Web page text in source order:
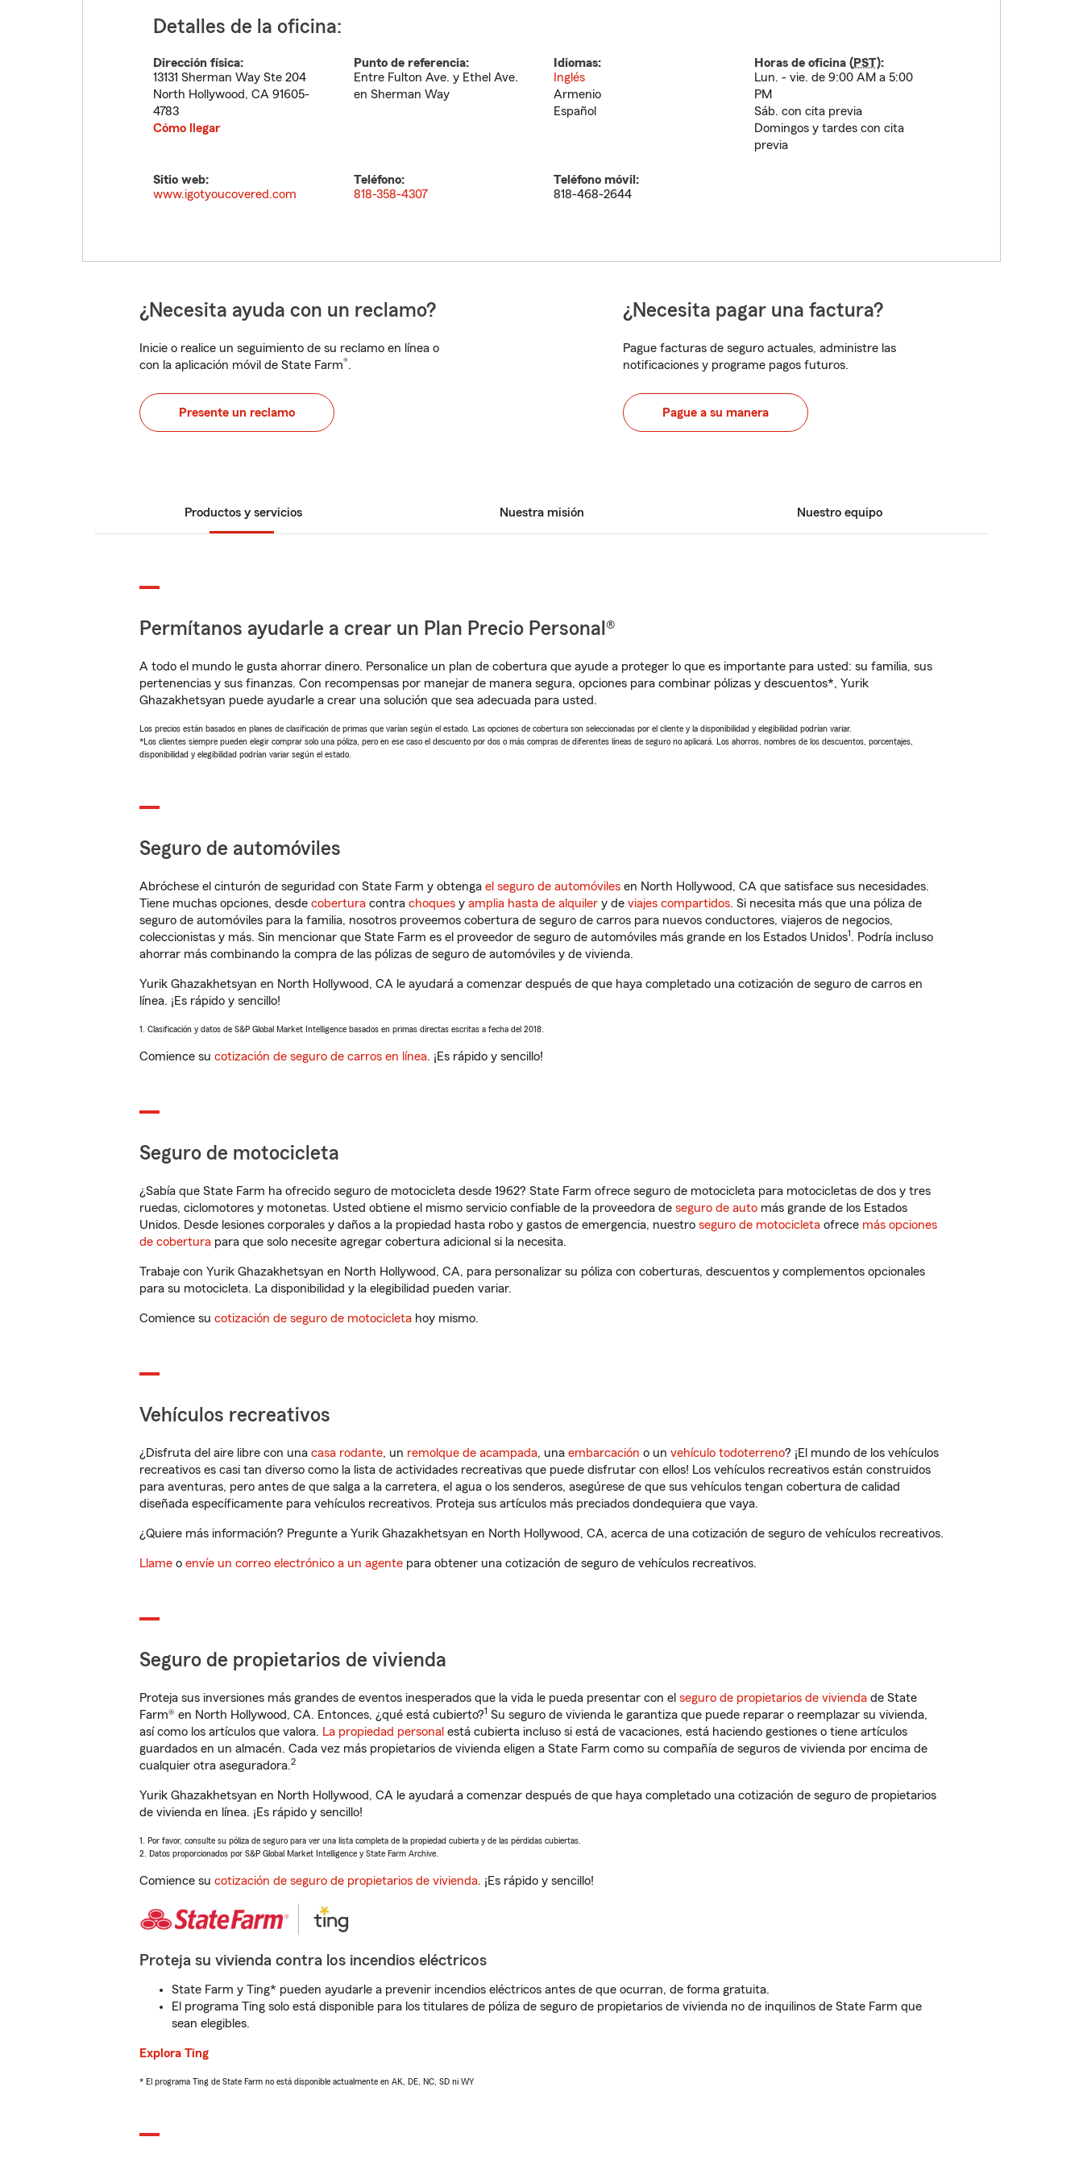
Detalles de la oficina:
Dirección física:
13131 Sherman Way Ste 204
North Hollywood, CA 91605-
4783
Cómo llegar
Punto de referencia:
Entre Fulton Ave. y Ethel Ave.
en Sherman Way
Idiomas:
Inglés
Armenio
Español
Horas de oficina (PST):
Lun. - vie. de 9:00 AM a 5:00
PM
Sáb. con cita previa
Domingos y tardes con cita
previa
Sitio web:
www.igotyoucovered.com
Teléfono:
818-358-4307
Teléfono móvil:
818-468-2644
¿Necesita ayuda con un reclamo?
Inicie o realice un seguimiento de su reclamo en línea o
con la aplicación móvil de State Farm®.
Presente un reclamo
¿Necesita pagar una factura?
Pague facturas de seguro actuales, administre las
notificaciones y programe pagos futuros.
Pague a su manera
Productos y servicios Nuestra misión Nuestro equipo
Permítanos ayudarle a crear un Plan Precio Personal®
A todo el mundo le gusta ahorrar dinero. Personalice un plan de cobertura que ayude a proteger lo que es importante para usted: su familia, sus
pertenencias y sus finanzas. Con recompensas por manejar de manera segura, opciones para combinar pólizas y descuentos*, Yurik
Ghazakhetsyan puede ayudarle a crear una solución que sea adecuada para usted.
Los precios están basados en planes de clasificación de primas que varían según el estado. Las opciones de cobertura son seleccionadas por el cliente y la disponibilidad y elegibilidad podrían variar.
*Los clientes siempre pueden elegir comprar solo una póliza, pero en ese caso el descuento por dos o más compras de diferentes líneas de seguro no aplicará. Los ahorros, nombres de los descuentos, porcentajes,
disponibilidad y elegibilidad podrían variar según el estado.
Seguro de automóviles
Abróchese el cinturón de seguridad con State Farm y obtenga el seguro de automóviles en North Hollywood, CA que satisface sus necesidades.
Tiene muchas opciones, desde cobertura contra choques y amplia hasta de alquiler y de viajes compartidos. Si necesita más que una póliza de
seguro de automóviles para la familia, nosotros proveemos cobertura de seguro de carros para nuevos conductores, viajeros de negocios,
coleccionistas y más. Sin mencionar que State Farm es el proveedor de seguro de automóviles más grande en los Estados Unidos1. Podría incluso
ahorrar más combinando la compra de las pólizas de seguro de automóviles y de vivienda.
Yurik Ghazakhetsyan en North Hollywood, CA le ayudará a comenzar después de que haya completado una cotización de seguro de carros en
línea. ¡Es rápido y sencillo!
1. Clasificación y datos de S&P Global Market Intelligence basados en primas directas escritas a fecha del 2018.
Comience su cotización de seguro de carros en línea. ¡Es rápido y sencillo!
Seguro de motocicleta
¿Sabía que State Farm ha ofrecido seguro de motocicleta desde 1962? State Farm ofrece seguro de motocicleta para motocicletas de dos y tres
ruedas, ciclomotores y motonetas. Usted obtiene el mismo servicio confiable de la proveedora de seguro de auto más grande de los Estados
Unidos. Desde lesiones corporales y daños a la propiedad hasta robo y gastos de emergencia, nuestro seguro de motocicleta ofrece más opciones
de cobertura para que solo necesite agregar cobertura adicional si la necesita.
Trabaje con Yurik Ghazakhetsyan en North Hollywood, CA, para personalizar su póliza con coberturas, descuentos y complementos opcionales
para su motocicleta. La disponibilidad y la elegibilidad pueden variar.
Comience su cotización de seguro de motocicleta hoy mismo.
Vehículos recreativos
¿Disfruta del aire libre con una casa rodante, un remolque de acampada, una embarcación o un vehículo todoterreno? ¡El mundo de los vehículos
recreativos es casi tan diverso como la lista de actividades recreativas que puede disfrutar con ellos! Los vehículos recreativos están construidos
para aventuras, pero antes de que salga a la carretera, el agua o los senderos, asegúrese de que sus vehículos tengan cobertura de calidad
diseñada específicamente para vehículos recreativos. Proteja sus artículos más preciados dondequiera que vaya.
¿Quiere más información? Pregunte a Yurik Ghazakhetsyan en North Hollywood, CA, acerca de una cotización de seguro de vehículos recreativos.
Llame o envíe un correo electrónico a un agente para obtener una cotización de seguro de vehículos recreativos.
Seguro de propietarios de vivienda
Proteja sus inversiones más grandes de eventos inesperados que la vida le pueda presentar con el seguro de propietarios de vivienda de State
Farm® en North Hollywood, CA. Entonces, ¿qué está cubierto?1 Su seguro de vivienda le garantiza que puede reparar o reemplazar su vivienda,
así como los artículos que valora. La propiedad personal está cubierta incluso si está de vacaciones, está haciendo gestiones o tiene artículos
guardados en un almacén. Cada vez más propietarios de vivienda eligen a State Farm como su compañía de seguros de vivienda por encima de
cualquier otra aseguradora.2
Yurik Ghazakhetsyan en North Hollywood, CA le ayudará a comenzar después de que haya completado una cotización de seguro de propietarios
de vivienda en línea. ¡Es rápido y sencillo!
1. Por favor, consulte su póliza de seguro para ver una lista completa de la propiedad cubierta y de las pérdidas cubiertas.
2. Datos proporcionados por S&P Global Market Intelligence y State Farm Archive.
Comience su cotización de seguro de propietarios de vivienda. ¡Es rápido y sencillo!
Proteja su vivienda contra los incendios eléctricos
State Farm y Ting* pueden ayudarle a prevenir incendios eléctricos antes de que ocurran, de forma gratuita.
El programa Ting solo está disponible para los titulares de póliza de seguro de propietarios de vivienda no de inquilinos de State Farm que
sean elegibles.
Explora Ting
* El programa Ting de State Farm no está disponible actualmente en AK, DE, NC, SD ni WY